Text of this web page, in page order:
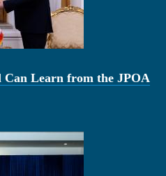
Learn from the JPOA